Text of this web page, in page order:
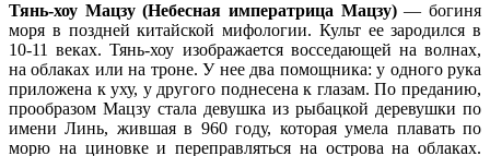
Тянь-хоу Мацзу (Небесная императрица Мацзу)— богиня
моря в поздней китайской мифологии. Культ ее зародился в
10-11 веках. Тянь-хоу изображается восседающей на волнах,
на облаках или на троне. У нее два помощника: у одного рука
приложена к уху, у другого поднесена к глазам. По преданию,
прообразом Мацзу стала девушка из рыбацкой деревушки по
имени Линь, жившая в 960 году, которая умела плавать по
морю на циновке и переправляться на острова на облаках.